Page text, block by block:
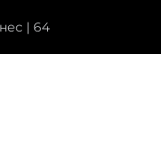
| 64